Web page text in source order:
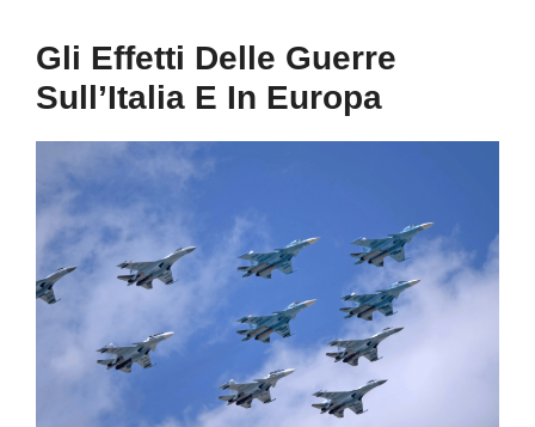
Gli Effetti Delle Guerre
Sull’Italia E In Europa